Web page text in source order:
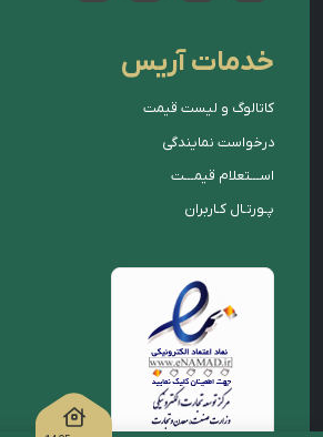
خدمات آریس
کاتالوگ و لیست قیمت
درخواست نمایندگی
اســـتعلام قیمـــت
پـورتـال کـاربران